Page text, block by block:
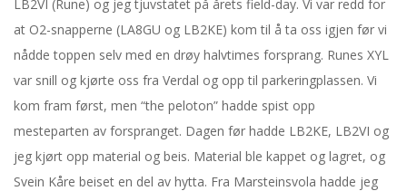
LB2VI (Rune) og jeg tjuvstatet på årets field-day. Vi var redd for
at O2-snapperne (LA8GU og LB2KE) kom til å ta oss igjen før vi
nådde toppen selv med en drøy halvtimes forsprang. Runes XYL
var snill og kjørte oss fra Verdal og opp til parkeringplassen. Vi
kom fram først, men “the peloton” hadde spist opp
mesteparten av forspranget. Dagen før hadde LB2KE, LB2VI og
jeg kjørt opp material og beis. Material ble kappet og lagret, og
Svein Kåre beiset en del av hytta. Fra Marsteinsvola hadde jeg